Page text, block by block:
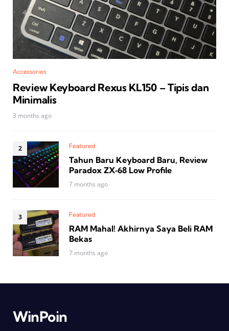
Accessories
Review Keyboard Rexus KL150 – Tipis dan
Minimalis
3 months ago
Featured
Tahun Baru Keyboard Baru, Review
Paradox ZX‑68 Low Profile
7 months ago
Featured
RAM Mahal! Akhirnya Saya Beli RAM
Bekas
7 months ago
WinPoin